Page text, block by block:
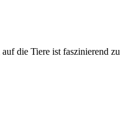
die Tiere ist faszinierend zu